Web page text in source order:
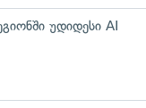
უდიდესი AI